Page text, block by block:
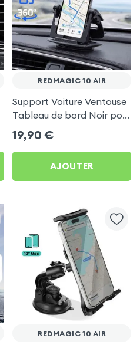
REDMAGIC 10 AIR
Support Voiture Ventouse
Tableau de bord Noir pour
RedMagic 10 Air
19,90 €
AJOUTER
REDMAGIC 10 AIR